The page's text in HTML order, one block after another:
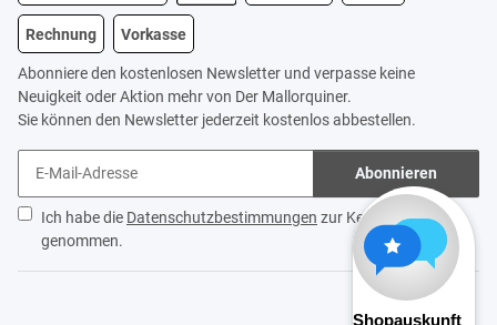
Rechnung Vorkasse
Abonniere den kostenlosen Newsletter und verpasse keine
Neuigkeit oder Aktion mehr von Der Mallorquiner.
Sie können den Newsletter jederzeit kostenlos abbestellen.
Abonnieren
Ich habe die Datenschutzbestimmungen zur Kenntnis
genommen.